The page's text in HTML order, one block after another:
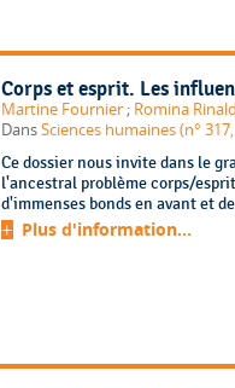
Corps et esprit. Les
Martine Fournier ; Romina
DansSciences humaines (n°
Ce dossier nous invite dans le
l'ancestral problème corps/
d'immenses bonds en avant et
Plus d'information...